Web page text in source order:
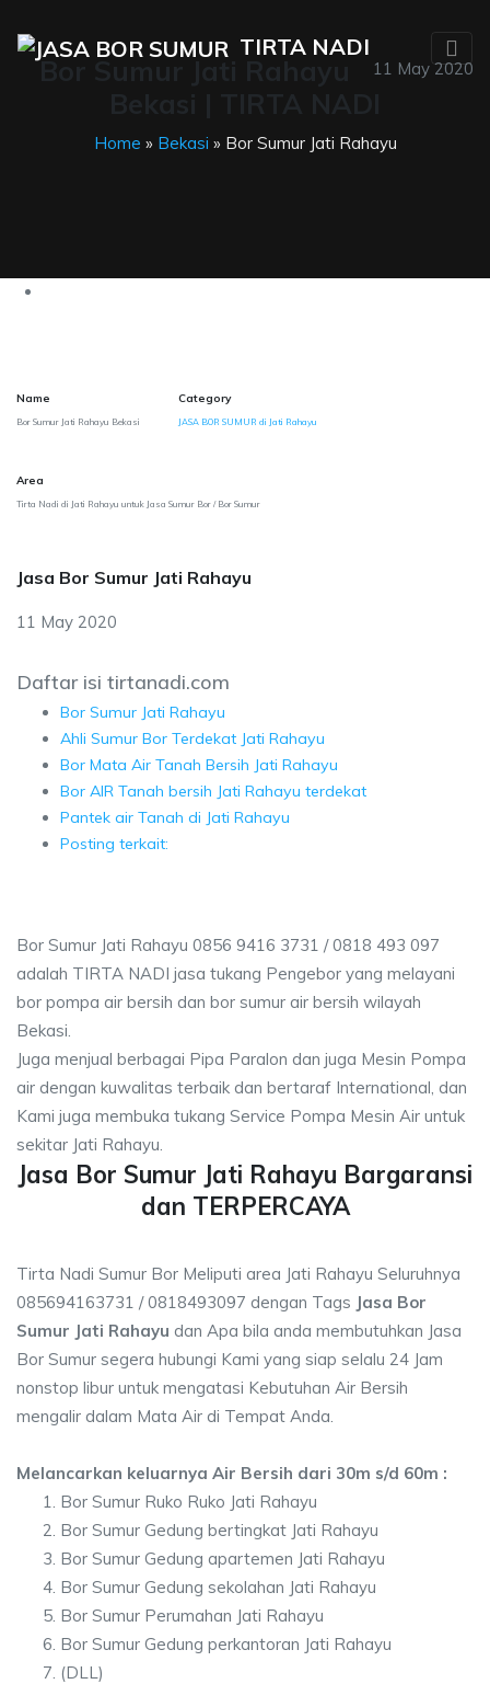
TIRTA NADI
11 May 2020
Bor Sumur Jati Rahayu
Home » Bekasi » Bor Sumur Jati Rahayu
Name
Bor Sumur Jati Rahayu Bekasi
Category
JASA BOR SUMUR di Jati Rahayu
Area
Tirta Nadi di Jati Rahayu untuk Jasa Sumur Bor / Bor Sumur
Jasa Bor Sumur Jati Rahayu
11 May 2020
Daftar isi tirtanadi.com
Bor Sumur Jati Rahayu
Ahli Sumur Bor Terdekat Jati Rahayu
Bor Mata Air Tanah Bersih Jati Rahayu
Bor AIR Tanah bersih Jati Rahayu terdekat
Pantek air Tanah di Jati Rahayu
Posting terkait:
Bor Sumur Jati Rahayu 0856 9416 3731 / 0818 493 097
adalah TIRTA NADI jasa tukang Pengebor yang melayani
bor pompa air bersih dan bor sumur air bersih wilayah
Bekasi.
Juga menjual berbagai Pipa Paralon dan juga Mesin Pompa
air dengan kuwalitas terbaik dan bertaraf International, dan
Kami juga membuka tukang Service Pompa Mesin Air untuk
sekitar Jati Rahayu.
Jasa Bor Sumur Jati Rahayu Bargaransi
dan TERPERCAYA
Tirta Nadi Sumur Bor Meliputi area Jati Rahayu Seluruhnya
085694163731 / 0818493097 dengan Tags Jasa Bor
Sumur Jati Rahayu dan Apa bila anda membutuhkan Jasa
Bor Sumur segera hubungi Kami yang siap selalu 24 Jam
nonstop libur untuk mengatasi Kebutuhan Air Bersih
mengalir dalam Mata Air di Tempat Anda.
Melancarkan keluarnya Air Bersih dari 30m s/d 60m :
Bor Sumur Ruko Ruko Jati Rahayu
Bor Sumur Gedung bertingkat Jati Rahayu
Bor Sumur Gedung apartemen Jati Rahayu
Bor Sumur Gedung sekolahan Jati Rahayu
Bor Sumur Perumahan Jati Rahayu
Bor Sumur Gedung perkantoran Jati Rahayu
(DLL)